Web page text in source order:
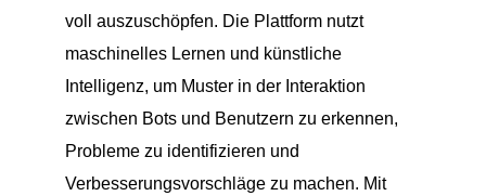
voll auszuschöpfen. Die Plattform nutzt
maschinelles Lernen und künstliche
Intelligenz, um Muster in der Interaktion
zwischen Bots und Benutzern zu erkennen,
Probleme zu identifizieren und
Verbesserungsvorschläge zu machen. Mit